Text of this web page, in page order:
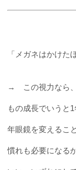
「メガネはかけた
→ この視力なら、
もの成長でいうと
年眼鏡を変えるこ
慣れも必要になる